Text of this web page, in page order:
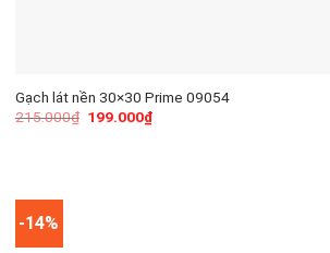
Gạch lát nền 30×30 Prime 09054
215.000₫ 199.000₫
-14%